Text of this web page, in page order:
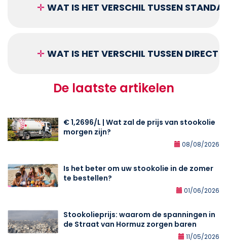
✛ WAT IS HET VERSCHIL TUSSEN
✛ WAT IS HET VERSCHIL TUSSEN DIRECT
De laatste artikelen
€ 1,2696/L | Wat zal de prijs van stookolie
morgen zijn?
08/08/2026
Is het beter om uw stookolie in de zomer
te bestellen?
01/06/2026
Stookolieprijs: waarom de spanningen in
de Straat van Hormuz zorgen baren
11/05/2026